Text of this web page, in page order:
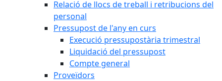
Relació de llocs de treball i retribucions del
personal
Pressupost de l'any en curs
Execució pressupostària trimestral
Liquidació del pressupost
Compte general
Proveïdors